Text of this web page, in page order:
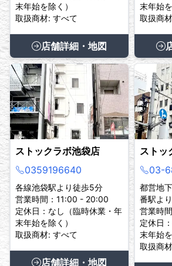
末年始を除く）
取扱商材: すべて
店舗詳細・地図
末年始を
取扱商
ストックラボ池袋店
0359196640
各線池袋駅より徒歩5分
営業時間：11:00 - 20:00
定休日：なし（臨時休業・年
末年始を除く）
取扱商材: すべて
店舗詳細・地図
ストッ
03-
都営地
番駅よ
営業時
定休日
末年始を
取扱商